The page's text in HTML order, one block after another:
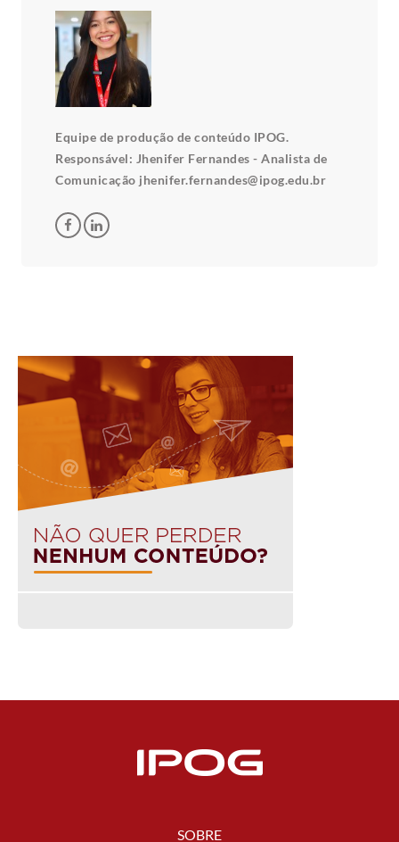
Equipe de produção de conteúdo IPOG.
Responsável: Jhenifer Fernandes - Analista de
Comunicação jhenifer.fernandes@ipog.edu.br
SOBRE